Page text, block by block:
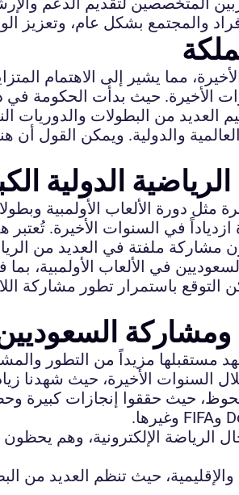
مما يشير إلى الاهتمام
الأخيرة. حيث بدأت الحكومة
العديد من البطولات والدوريات
والدولية. ويمكن القول
الدولية
مثل دورة الألعاب الأولمبية
في السنوات الأخيرة.
مشاركة ملفتة في العديد من
في الألعاب الأولمبية،
باستمرار تطور مشاركة
مستقبلها مزيداً من التطور
السنوات الأخيرة، حيث شهدنا
حيث حققوا إنجازات كبيرة
الرياضة الإلكترونية، وهم
حيث تنظم العديد من